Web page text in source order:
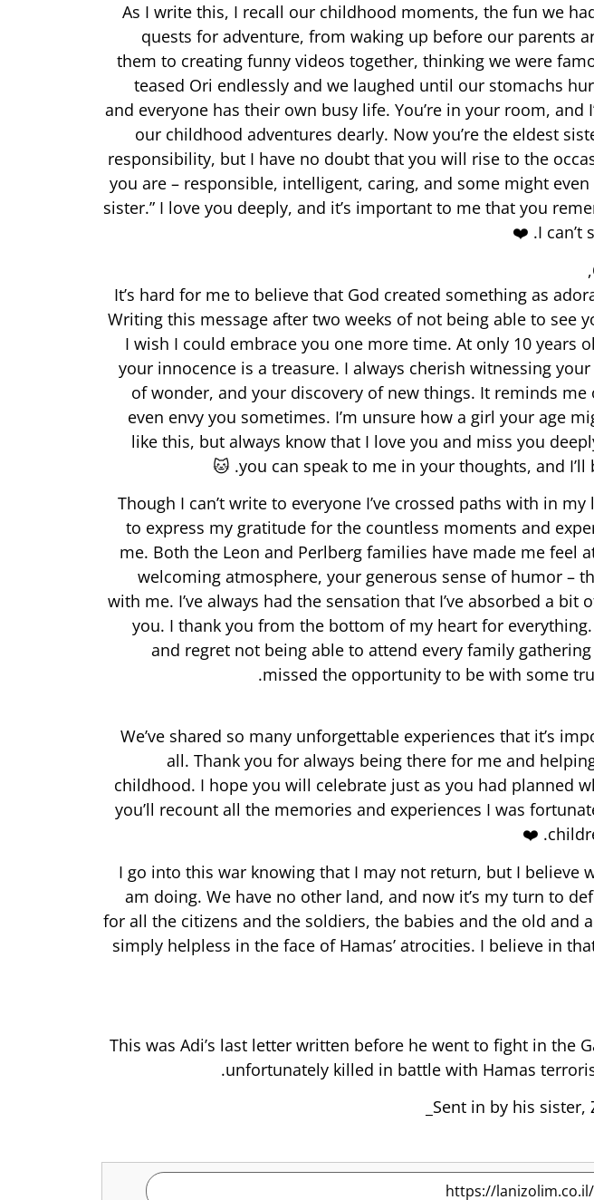
As I write this, I recall our childhood moments, the fun we
quests for adventure, from waking up before our parents
them to creating funny videos together, thinking we were
teased Ori endlessly and we laughed until our stomachs
and everyone has their own busy life. You’re in your room, and
our childhood adventures dearly. Now you’re the eldest
responsibility, but I have no doubt that you will rise to the
you are – responsible, intelligent, caring, and some might even
sister.” I love you deeply, and it’s important to me that you
I can’t
It’s hard for me to believe that God created something as
Writing this message after two weeks of not being able to see
I wish I could embrace you one more time. At only 10 years
your innocence is a treasure. I always cherish witnessing
of wonder, and your discovery of new things. It reminds
even envy you sometimes. I’m unsure how a girl your age
like this, but always know that I love you and miss you
you can speak to me in your thoughts, and I’ll
Though I can’t write to everyone I’ve crossed paths with in
to express my gratitude for the countless moments and
me. Both the Leon and Perlberg families have made me feel
welcoming atmosphere, your generous sense of humor –
with me. I’ve always had the sensation that I’ve absorbed a bit
you. I thank you from the bottom of my heart for
and regret not being able to attend every family gathering
missed the opportunity to be with some
We’ve shared so many unforgettable experiences that it’s
all. Thank you for always being there for me and
childhood. I hope you will celebrate just as you had planned
you’ll recount all the memories and experiences I was
I go into this war knowing that I may not return, but I believe
am doing. We have no other land, and now it’s my turn to
for all the citizens and the soldiers, the babies and the old and
simply helpless in the face of Hamas’ atrocities. I believe in
This was Adi’s last letter written before he went to fight in the
unfortunately killed in battle with Hamas
Sent in by his sister,